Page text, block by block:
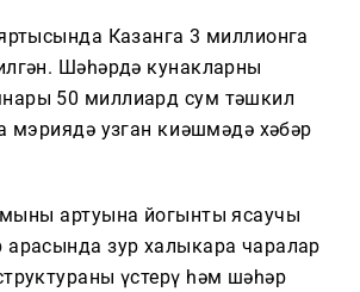
Казанга 3 миллионга
Шәһәрдә кунакларның
50 миллиард сум тәшкил
мэриядә узган киңәшмәдә хәбәр
артуына йогынты ясаучы
арасында зур халыкара чаралар
үстерү һәм шәһәр